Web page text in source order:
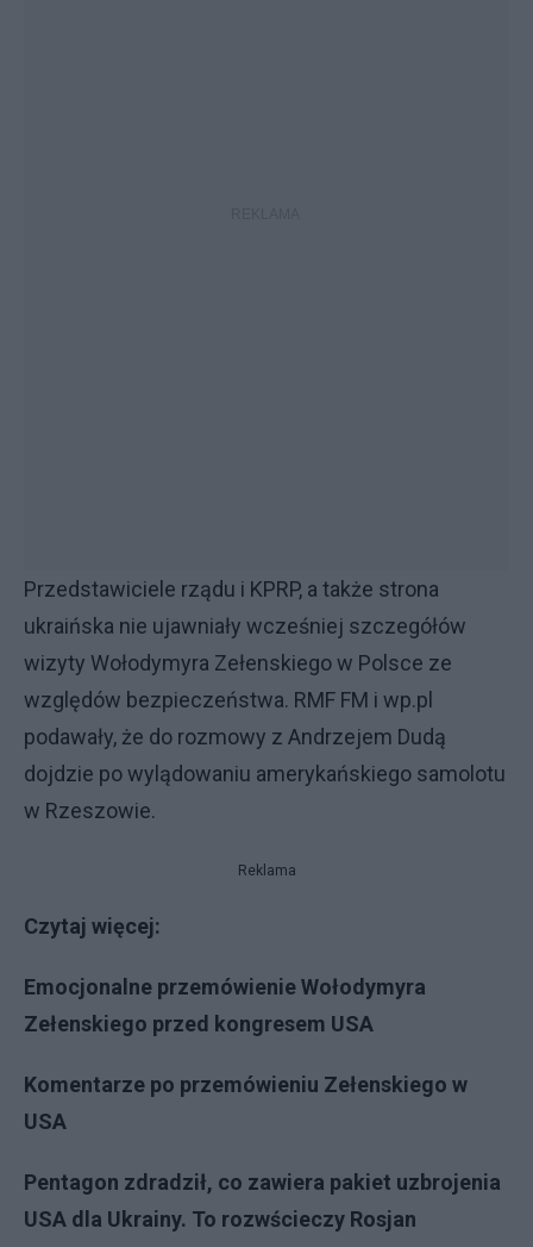
Przedstawiciele rządu i KPRP, a także strona
ukraińska nie ujawniały wcześniej szczegółów
wizyty Wołodymyra Zełenskiego w Polsce ze
względów bezpieczeństwa. RMF FM i wp.pl
podawały, że do rozmowy z Andrzejem Dudą
dojdzie po wylądowaniu amerykańskiego samolotu
w Rzeszowie.
Reklama
Czytaj więcej:
Emocjonalne przemówienie Wołodymyra
Zełenskiego przed kongresem USA
Komentarze po przemówieniu Zełenskiego w
USA
Pentagon zdradził, co zawiera pakiet uzbrojenia
USA dla Ukrainy. To rozwścieczy Rosjan